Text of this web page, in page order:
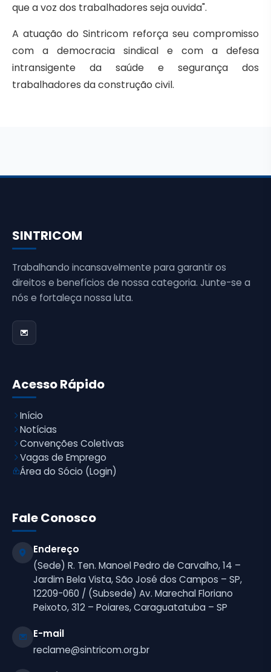
que a voz dos trabalhadores seja ouvida".
A atuação do Sintricom reforça seu compromisso
com a democracia sindical e com a defesa
intransigente da saúde e segurança dos
trabalhadores da construção civil.
SINTRICOM
Trabalhando incansavelmente para garantir os
direitos e benefícios de nossa categoria. Junte-se a
nós e fortaleça nossa luta.
Acesso Rápido
Início
Notícias
Convenções Coletivas
Vagas de Emprego
Área do Sócio (Login)
Fale Conosco
Endereço
(Sede) R. Ten. Manoel Pedro de Carvalho, 14 –
Jardim Bela Vista, São José dos Campos – SP,
12209-060 / (Subsede) Av. Marechal Floriano
Peixoto, 312 – Poiares, Caraguatatuba – SP
E-mail
reclame@sintricom.org.br